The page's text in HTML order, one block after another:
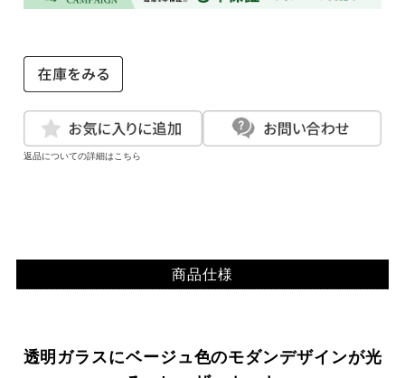
返品についての詳細はこちら
商品仕様
透明ガラスにベージュ色のモダンデザインが光